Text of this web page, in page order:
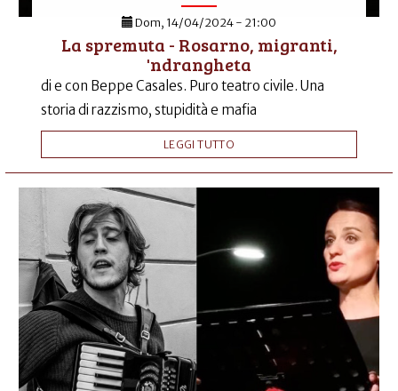
Dom, 14/04/2024 - 21:00
La spremuta - Rosarno, migranti,
'ndrangheta
di e con Beppe Casales. Puro teatro civile. Una
storia di razzismo, stupidità e mafia
LEGGI TUTTO